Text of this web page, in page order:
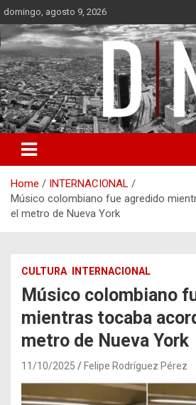
Skip
to
content
domingo, agosto 9, 2026
Diámetro Noticias
Home
INTERNACIONAL
Músico colombiano fue agredido
el metro de Nueva York
CULTURA INTERNACIONAL
Músico colombiano
mientras tocaba
metro de Nueva York
11/10/2025 Felipe Rodríguez Pérez